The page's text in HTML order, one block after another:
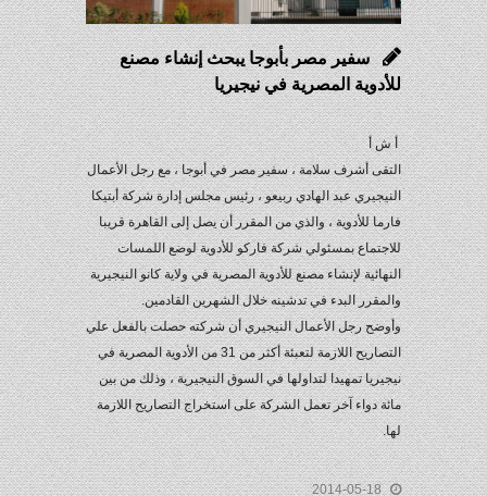
سفير مصر بأبوجا يبحث إنشاء مصنع
للأدوية المصرية في نيجيريا
أ ش أ
التقى أشرف سلامة ، سفير مصر في أبوجا ، مع رجل الأعمال
النيجيري عبد الهادي ربيعو ، رئيس مجلس إدارة شركة أبتيكا
فارما للأدوية ، والذي من المقرر أن يصل إلى القاهرة قريبا
للاجتماع بمسئولي شركة فاركو للأدوية لوضع اللمسات
النهائية لإنشاء مصنع للأدوية المصرية في ولاية كانو النيجيرية
والمقرر البدء في تدشينه خلال الشهرين القادمين.
وأوضح رجل الأعمال النيجيري أن شركته حصلت بالفعل علي
التصاريح اللازمة لتعبئة أكثر من 31 من الأدوية المصرية في
نيجيريا تمهيدا لتداولها في السوق النيجيرية ، وذلك من بين
مائة دواء آخر تعمل الشركة على استخراج التصاريح اللازمة
لها.
2014-05-18